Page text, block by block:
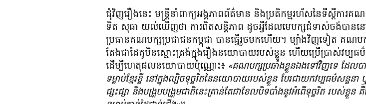
ជុំវិញ​រឿង​នេះ មន្ត្រី​នាំ​ពាក្យ​អង្គភាព​ព័ត៌មាន និង​ប្រតិកម្ម​រហ័ស​នៃ​ទីស្ដីការ​គណ
ទិត សុធា យល់​ឃើញ​ថា ការ​ពិត​សន្តិភាព ដូច​អ្វី​ដែល​មេ​បក្ស​ជំទាស់​ចង់​បាន​
ប្រធាន​គណបក្ស​ប្រជាជន​កម្ពុជា បាន​ធ្វើ​រួច​មក​ហើយ។ ម្យ៉ាង​វិញ​ទៀត គណបក្
តែង​ជា​ដៃគូ​មិន​ស្មោះត្រង់​ក្នុង​រឿង​នយោបាយ​របស់​ខ្លួន ហើយ​ប្រើប្រាស់​វប្បធម៌​
ដើម្បី​ហេតុផល​នយោបាយ​ប៉ុណ្ណោះ៖ «គណបក្ស​ប្រឆាំង​ខ្លួន​ឯង​ទៅ​វិញ​ទេ ដែល​
ទម្លាប់​ខ្មែរ​ខ្ចី នៅ​ក្នុង​ល្បិច​ទុច្ចរិត​នៃ​នយោបាយ​របស់​ខ្លួន បែរ​ជា​យក​វប្បធម៌​សន្ទនា
ផ្សះផ្សា និង​បង្រួបបង្រួម​ជាតិ​នេះ​គ្រាន់​តែ​ជា​ខែល​បិទបាំង​នូវ​អំពើ​ទុច្ចរិត​ របស់​ខ្លួន